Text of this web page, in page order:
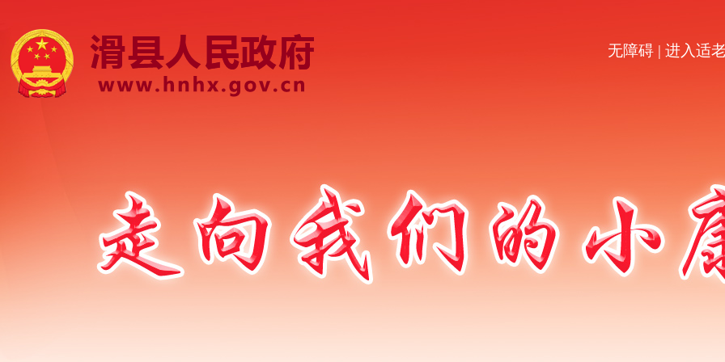
无障碍| 进入适